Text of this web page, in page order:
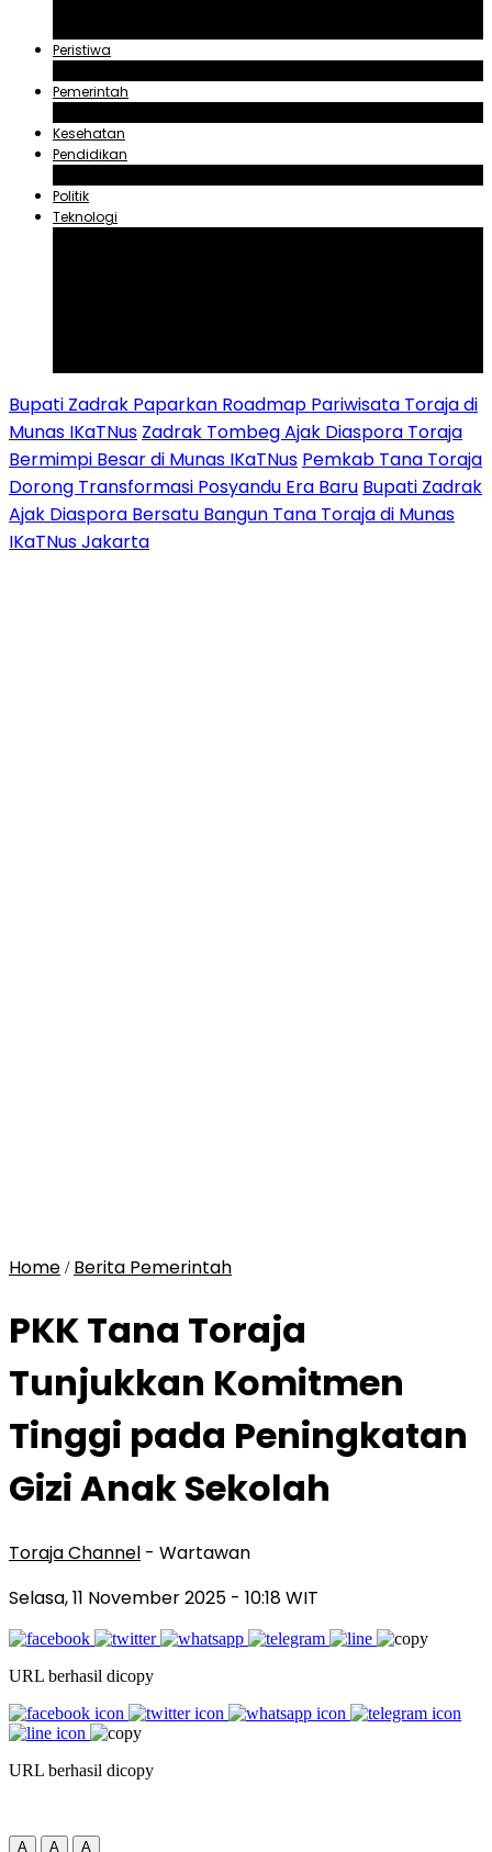
Peristiwa
Pemerintah
Kesehatan
Pendidikan
Politik
Teknologi
Bupati Zadrak Paparkan Roadmap Pariwisata Toraja di
Munas IKaTNus Zadrak Tombeg Ajak Diaspora Toraja
Bermimpi Besar di Munas IKaTNus Pemkab Tana Toraja
Dorong Transformasi Posyandu Era Baru Bupati Zadrak
Ajak Diaspora Bersatu Bangun Tana Toraja di Munas
IKaTNus Jakarta
Home / Berita Pemerintah
PKK Tana Toraja
Tunjukkan Komitmen
Tinggi pada Peningkatan
Gizi Anak Sekolah
Toraja Channel - Wartawan
Selasa, 11 November 2025 - 10:18 WIT
URL berhasil dicopy
URL berhasil dicopy
A A A